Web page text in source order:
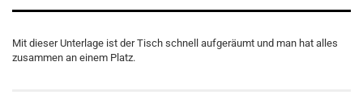
Mit dieser Unterlage ist der Tisch schnell aufgeräumt und man hat alles
zusammen an einem Platz.